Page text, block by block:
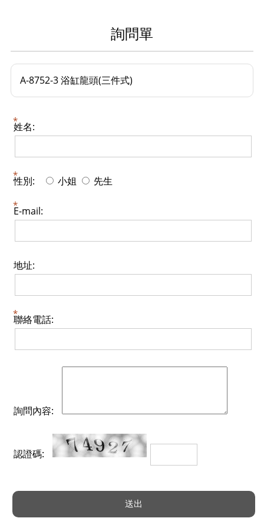
詢問單
A-8752-3 浴缸龍頭(三件式)
姓名:
性別: 小姐 先生
E-mail:
地址:
聯絡電話:
詢問內容:
認證碼: